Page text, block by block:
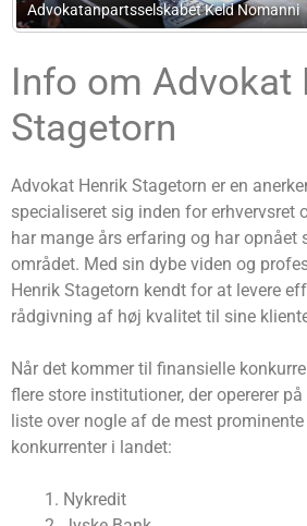
Mizan Revision
Info om Advokat
Stagetorn
Advokat Henrik Stagetorn er en
specialiseret sig inden for erhvervsret
har mange års erfaring og har opnået
området. Med sin dybe viden og
Henrik Stagetorn kendt for at levere
rådgivning af høj kvalitet til sine
Når det kommer til finansielle
flere store institutioner, der opererer
liste over nogle af de mest
konkurrenter i landet:
Nykredit